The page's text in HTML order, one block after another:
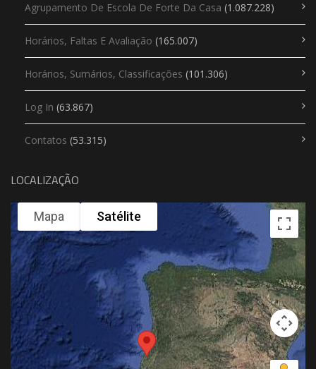
Agrupamento De Escola De Forte Da Casa (1.087.228)
Horários, Faltas E Avaliação (165.007)
Horários, Sumários, Classificações (101.306)
Log In (63.867)
Contatos (53.315)
LOCALIZAÇÃO
Mapa Satélite